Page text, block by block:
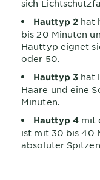
sich
Hauttyp 2hat
bis 20 Minuten
Hauttyp eignet
oder 50.
Hauttyp 3hat
Haare und eine
Minuten.
Hauttyp 4mit
ist mit 30 bis 40
absoluter